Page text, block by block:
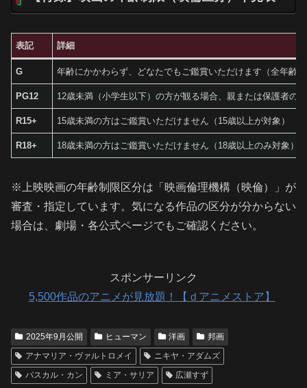
表記 詳細
G 年齢にかかわらず、どなたでもご鑑賞いただけます（全年齢
PG12 12歳未満（小学生以下）の方が観る場合、親または保護者の
R15+ 15歳未満の方はご鑑賞いただけません（15歳以上が対象）
R18+ 18歳未満の方はご鑑賞いただけません（18歳以上のみ対象）
※上映映画の年齢制限区分は「映画倫理機構（映倫）」が
審査・指定しています。気になる作品の区分が分からない
場合は、劇場・各公式ページでもご確認ください。
スポンサーリンク
5,500作品のアニメが見放題！【ｄアニメストア】
2025年9月公開 ヒューマン 洋画
邦画
アナマリア・ヴァルトロメイ
ニキヤ・アダムズ
パスカル・カン
ミア・サリア 広瀬すず